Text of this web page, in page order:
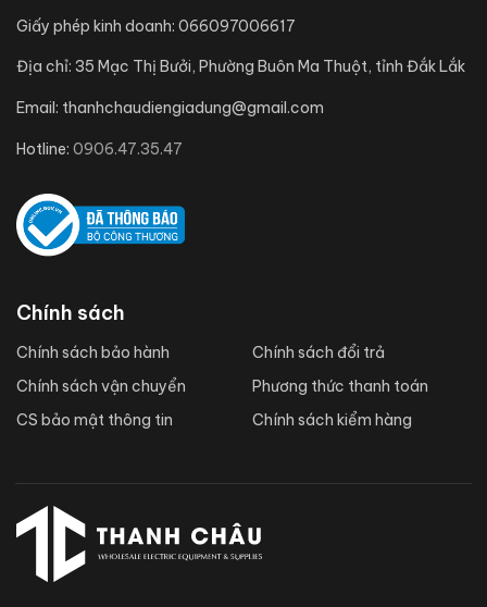
Giấy phép kinh doanh: 066097006617
Địa chỉ: 35 Mạc Thị Bưởi, Phường Buôn Ma Thuột, tỉnh Đắk Lắk
Email: thanhchaudiengiadung@gmail.com
Hotline: 0906.47.35.47
Chính sách
Chính sách bảo hành
Chính sách vận chuyển
CS bảo mật thông tin
Chính sách đổi trả
Phương thức thanh toán
Chính sách kiểm hàng